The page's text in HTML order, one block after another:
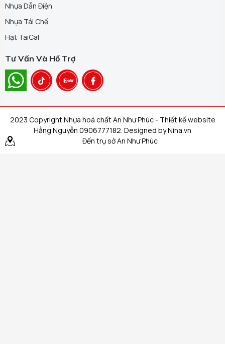
Nhựa Dẫn Điện
Nhựa Tái Chế
Hạt TaiCal
Tư Vấn Và Hổ Trợ
2023 Copyright Nhựa hoá chất An Như Phúc - Thiết kế website
Hằng Nguyễn 0906777182. Designed by Nina.vn
Đến trụ sở An Như Phúc